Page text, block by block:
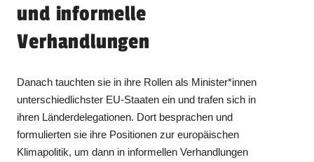
und informelle
Verhandlungen
Danach tauchten sie in ihre Rollen als Minister*innen
unterschiedlichster EU-Staaten ein und trafen sich in
ihren Länderdelegationen. Dort besprachen und
formulierten sie ihre Positionen zur europäischen
Klimapolitik, um dann in informellen Verhandlungen